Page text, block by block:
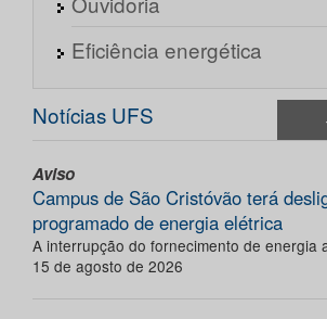
Eficiência energética
Notícias UFS
Aviso
Campus de São Cristóvão terá
programado de energia elétrica
A interrupção do fornecimento de energia
15 de agosto de 2026